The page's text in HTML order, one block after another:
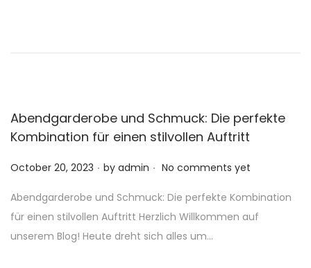
Abendgarderobe und Schmuck: Die perfekte
Kombination für einen stilvollen Auftritt
P
s
t
e
October 20, 2023 . by admin . No comments yet
Abendgarderobe und Schmuck: Die perfekte Kombination
für einen stilvollen Auftritt Herzlich Willkommen auf
unserem Blog! Heute dreht sich alles um…